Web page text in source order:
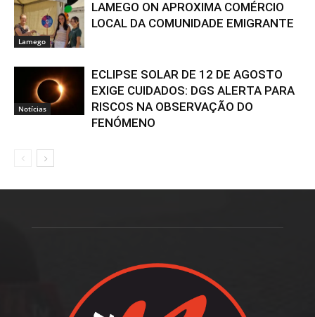
Lamego
LAMEGO ON APROXIMA COMÉRCIO
LOCAL DA COMUNIDADE EMIGRANTE
Notícias
ECLIPSE SOLAR DE 12 DE AGOSTO
EXIGE CUIDADOS: DGS ALERTA PARA
RISCOS NA OBSERVAÇÃO DO
FENÓMENO